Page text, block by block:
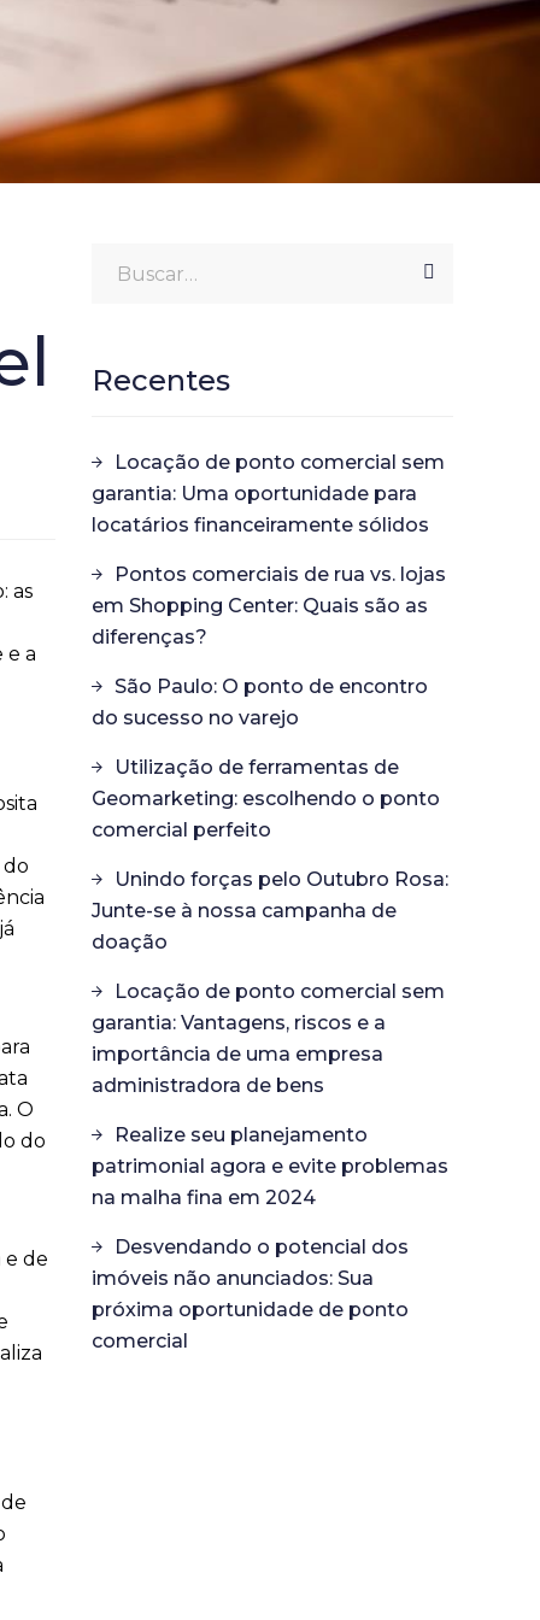
as
e a
O
do
e de
Recentes
Locação de ponto comercial sem
garantia: Uma oportunidade para
locatários financeiramente sólidos
Pontos comerciais de rua vs. lojas
em Shopping Center: Quais são as
diferenças?
São Paulo: O ponto de encontro
do sucesso no varejo
Utilização de ferramentas de
Geomarketing: escolhendo o ponto
comercial perfeito
Unindo forças pelo Outubro Rosa:
Junte-se à nossa campanha de
doação
Locação de ponto comercial sem
garantia: Vantagens, riscos e a
importância de uma empresa
administradora de bens
Realize seu planejamento
patrimonial agora e evite problemas
na malha fina em 2024
Desvendando o potencial dos
imóveis não anunciados: Sua
próxima oportunidade de ponto
comercial